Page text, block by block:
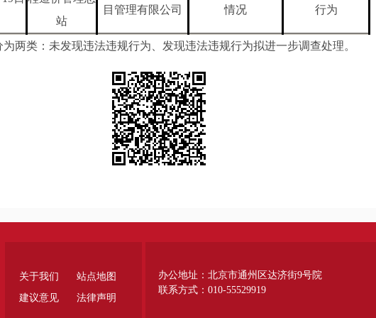
站
目管理有限公司 情况 行为
两类：未发现违法违规行为、发现违法违规行为拟进一步调查处理。
关于我们
站点地图
建议意见
法律声明
办公地址：北京市通州区达济街9号院
联系方式：010-55529919